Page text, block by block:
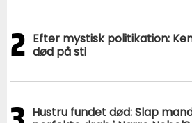
2 Efter mystisk politikation:
død på sti
Hustru fundet død: Slap